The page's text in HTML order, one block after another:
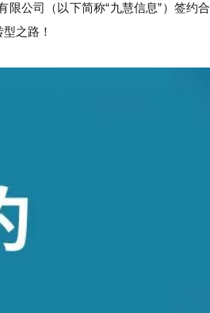
公司（以下简称“九慧信息”）签约合
之路！